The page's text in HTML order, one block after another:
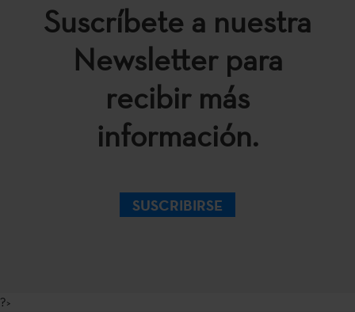
Suscríbete a nuestra
Newsletter para
recibir más
información.
SUSCRIBIRSE
?>